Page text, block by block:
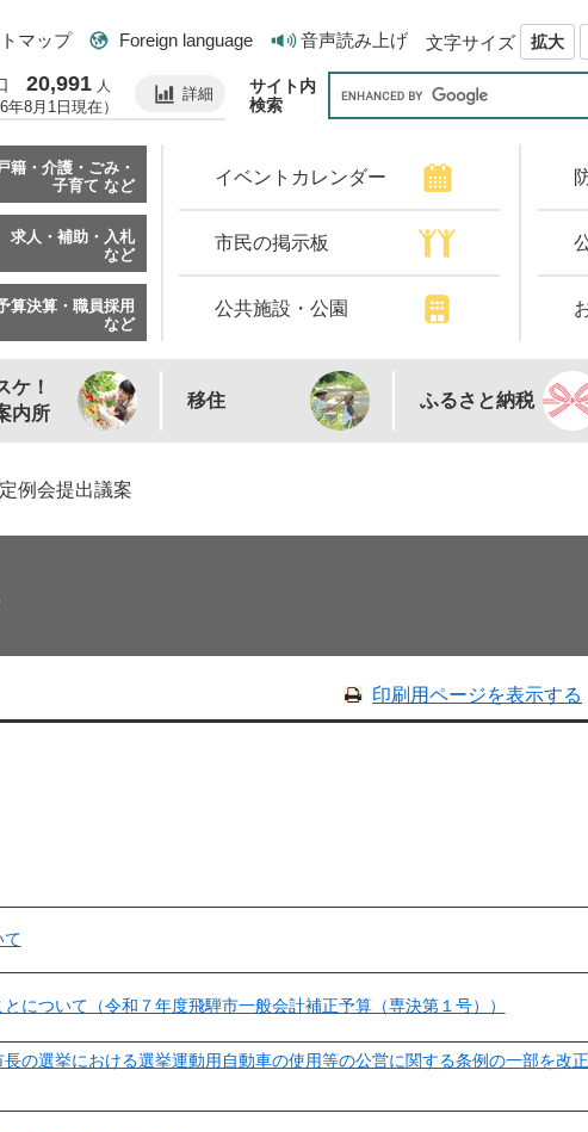
マップ Foreign language 音声読み上げ 文字サイズ 拡大
20,991 人
年8月1日現在）
詳細
サイト内
検索
籍・介護・ごみ・
子育て など
求人・補助・入札
など
算決算・職員採用
など
イベントカレンダー
市民の掲示板
公共施設・公園
ケ！
内所
移住 ふるさと納税
例会提出議案
印刷用ページを表示する
て
について（令和７年度飛騨市一般会計補正予算（専決第１号））
の選挙における選挙運動用自動車の使用等の公営に関する条例の一部を改